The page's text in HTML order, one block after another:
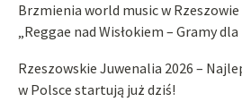
Brzmienia world music w Rzeszowie
„Reggae nad Wisłokiem – Gramy
Rzeszowskie Juwenalia 2026 –
w Polsce startują już dziś!